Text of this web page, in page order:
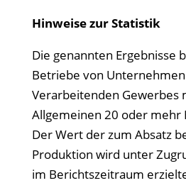
Hinweise zur Statistik
Die genannten Ergebnisse
Betriebe von
Verarbeitenden Gewerbes
Allgemeinen 20 oder mehr
Der Wert der zum Absatz
Produktion wird unter
im Berichtszeitraum